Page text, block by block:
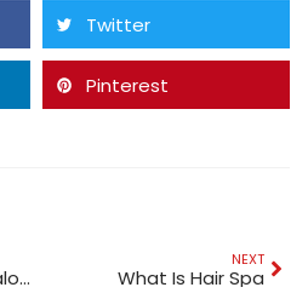
Twitter
Pinterest
Indulgence Beauty Salon Dubai
NEXT
What Is Hair Spa